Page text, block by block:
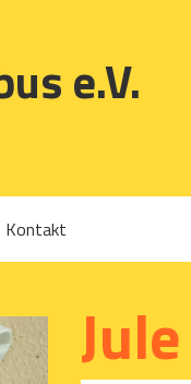
e.V.
Kontakt
Jule